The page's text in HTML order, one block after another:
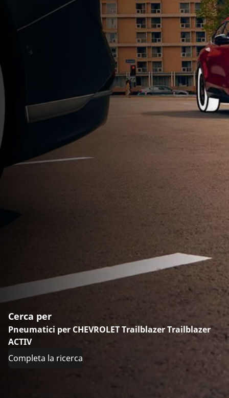
Cerca per
Pneumatici per CHEVROLET Trailblazer Trailblazer
ACTIV
Completa la ricerca